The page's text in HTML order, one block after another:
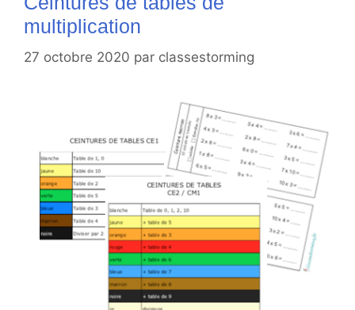
multiplication
27 octobre 2020 par classestorming